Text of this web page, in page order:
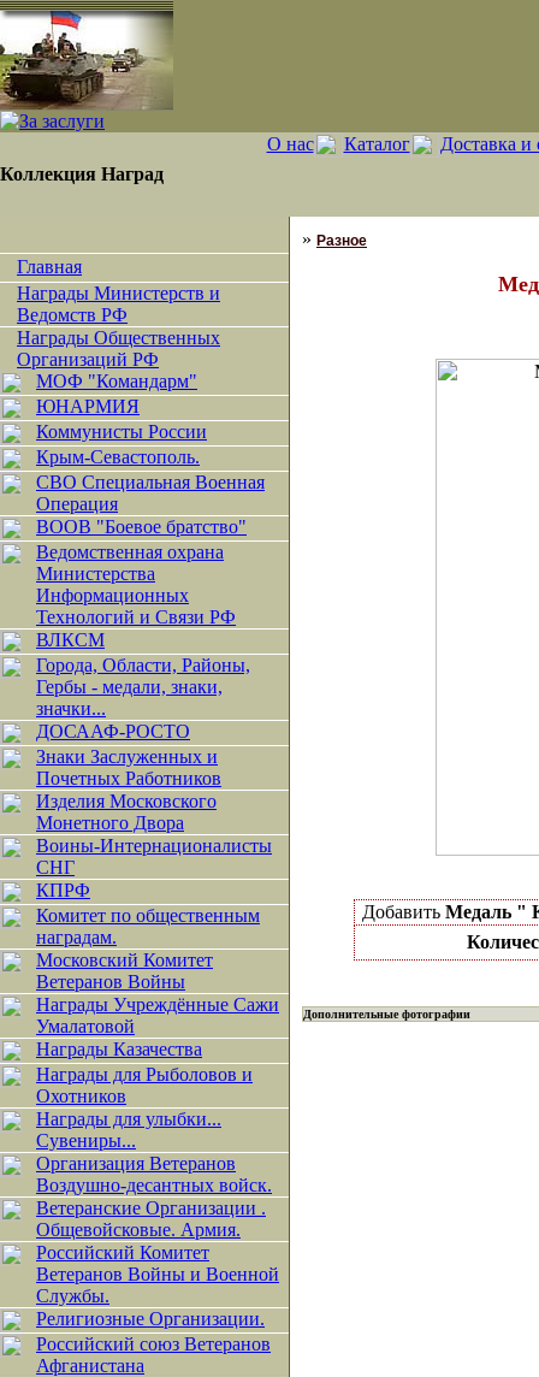
Коллекция Наград
О нас Каталог Доставка и
Главная
Награды Министерств и
Ведомств РФ
Награды Общественных
Организаций РФ
МОФ "Командарм"
ЮНАРМИЯ
Коммунисты России
Крым-Севастополь.
СВО Специальная Военная
Операция
ВООВ "Боевое братство"
Ведомственная охрана
Министерства
Информационных
Технологий и Связи РФ
ВЛКСМ
Города, Области, Районы,
Гербы - медали, знаки,
значки...
ДОСААФ-РОСТО
Знаки Заслуженных и
Почетных Работников
Изделия Московского
Монетного Двора
Воины-Интернационалисты
СНГ
КПРФ
Комитет по общественным
наградам.
Московский Комитет
Ветеранов Войны
Награды Учреждённые Сажи
Умалатовой
Награды Казачества
Награды для Рыболовов и
Охотников
Награды для улыбки...
Сувениры...
Организация Ветеранов
Воздушно-десантных войск.
Ветеранские Организации .
Общевойсковые. Армия.
Российский Комитет
Ветеранов Войны и Военной
Службы.
Религиозные Организации.
Российский союз Ветеранов
Афганистана
» Разное
Добавить Медаль "
Дополнительные фотографии